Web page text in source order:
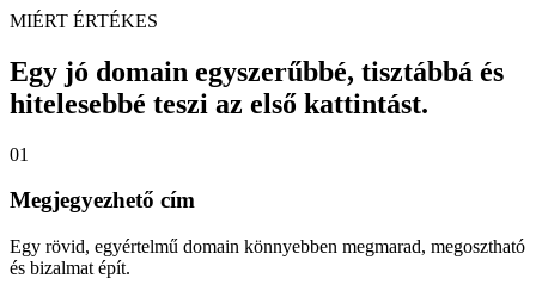
MIÉRT ÉRTÉKES
Egy jó domain egyszerűbbé, tisztábbá és
hitelesebbé teszi az első kattintást.
01
Megjegyezhető cím
Egy rövid, egyértelmű domain könnyebben megmarad, megosztható
és bizalmat épít.